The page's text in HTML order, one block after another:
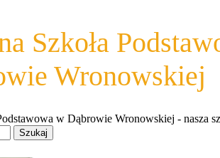
Szkoła
Wronowskiej
w Dąbrowie Wronowskiej - nasza